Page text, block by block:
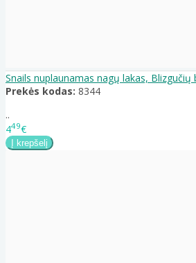
Snails nuplaunamas nagų lakas, Blizgučių
Prekės kodas: 8344
..
449€